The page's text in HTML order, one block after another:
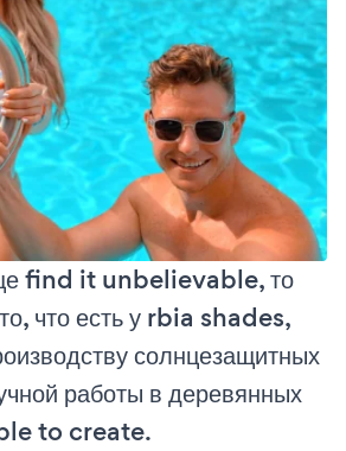
find it unbelievable, то
что есть у rbia shades,
солнцезащитных
работы в деревянных
to create.